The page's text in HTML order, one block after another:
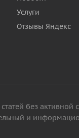
Услуги
Отзывы Яндекс
без
и